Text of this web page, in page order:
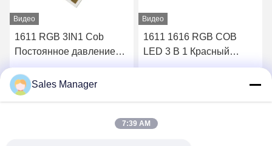
Видео
1611 RGB 3IN1 Cob
Постоянное давление
24V 8W 120mA*3 Led
Chip
Видео
1611 1616 RGB COB
LED 3 В 1 Красный
Зеленый Синий
LED Чип Для освещения
Sales Manager
7:39 AM